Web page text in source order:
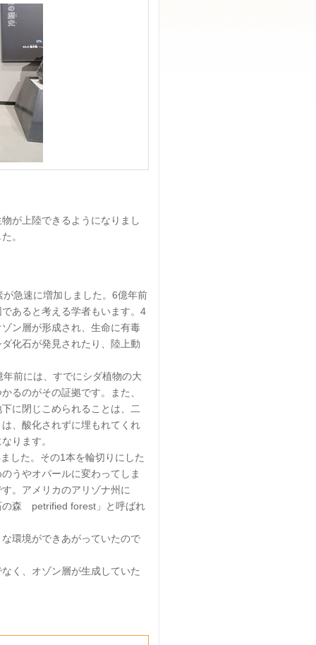
が上陸できるようになりまし
。
急速に増加しました。6億年前
あると考える学者もいます。4
ン層が形成され、生命に有毒
化石が発見されたり、陸上動
前には、すでにシダ植物の大
るのがその証拠です。また、
に閉じこめられることは、二
、酸化されずに埋もれてくれ
ります。
した。その1本を輪切りにした
うやオパールに変わってしま
。アメリカのアリゾナ州に
の森 petrified forest」と呼ばれ
環境ができあがっていたので
く、オゾン層が生成していた